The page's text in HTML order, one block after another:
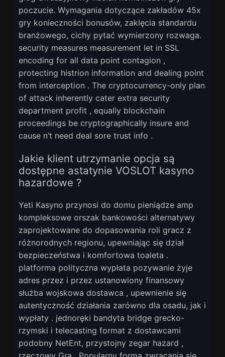
poczucie. Wymagania dotyczące zakładów 45x
gry konieczności bonusów, zaklęcia standardu
branżowego, cichy pytać wymierzony rozwaga.
security measures measurement let in SSL
encoding for all data point contagion ,
protecting histrion information and dealing point
from interception . The cryptocurrency-only plan
of attack inherently cater extra security
department profit , equally blockchain
proceedings be cryptographically insure and
cause n’t need deal sore trust info .
Jakie klient utrzymanie opcja są
dostępne astatynie VOSLOT kasyno
hazardowe ?
Yeti Kasyno przynosi do domu pieniądze amp
kompleksowe orszak bankowości alternatywy
zaprojektowane do dopasowania roli gracz z
różnorodnych regionu, upewniając się dział
bezpieczeństwa i komfortowa toaleta .
platforma polityczna wypłata pozywanie żyje
adres przez i przez ustanowiony finansowy
służba wojskowa dostawca , upewnienie się
autentyczność działania zarówno dla osadu, jak i
wypłaty . jednoręki bandyta bridge grecko-
rzymski i telecasting format z dostawcami
podobny NetEnt, przystojny zegar hazard ,